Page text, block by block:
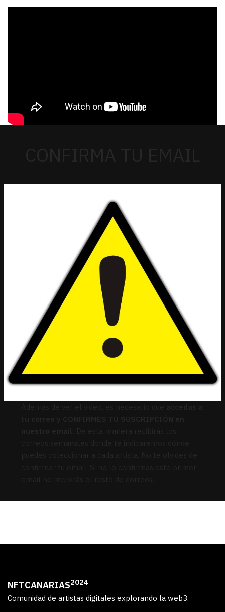
NFTCANARIAS2024
Comunidad de artistas digitales explorando la web3.